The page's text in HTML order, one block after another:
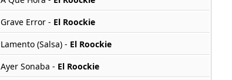
Grave Error - El Roockie
Lamento (Salsa) - El Roockie
Ayer Sonaba - El Roockie